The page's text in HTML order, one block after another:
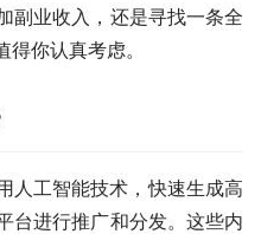
副业收入，还是寻找一条全
你认真考虑。
人工智能技术，快速生成高
台进行推广和分发。这些内